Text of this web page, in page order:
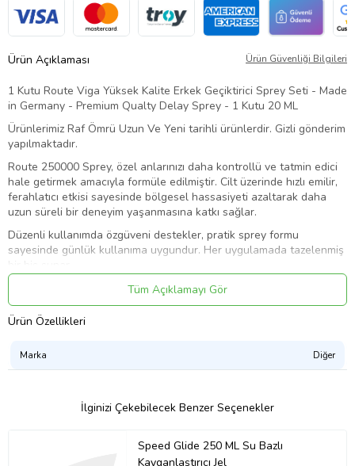
Ürün Açıklaması Ürün Güvenliği Bilgileri
1 Kutu Route Viga Yüksek Kalite Erkek Geçiktirici Sprey Seti - Made
in Germany - Premium Qualty Delay Sprey - 1 Kutu 20 ML
Ürünlerimiz Raf Ömrü Uzun Ve Yeni tarihli ürünlerdir. Gizli gönderim
yapılmaktadır.
Route 250000 Sprey, özel anlarınızı daha kontrollü ve tatmin edici
hale getirmek amacıyla formüle edilmiştir. Cilt üzerinde hızlı emilir,
ferahlatıcı etkisi sayesinde bölgesel hassasiyeti azaltarak daha
uzun süreli bir deneyim yaşanmasına katkı sağlar.
Düzenli kullanımda özgüveni destekler, pratik sprey formu
sayesinde günlük kullanıma uygundur. Her uygulamada tazelenmiş
bir his sunar.
Kullanmadan önce şişeyi çalkalayınız. Ürünü ihtiyaç duyulan
bölgeye 2–3 fıs olacak şekilde uygulayınız. Uygulama sonrası
temizlenebilir.
Tüm Açıklamayı Gör
Ürün Özellikleri
Marka Diğer
İlginizi Çekebilecek Benzer Seçenekler
Speed Glide 250 ML Su Bazlı
Kayganlaştırıcı Jel